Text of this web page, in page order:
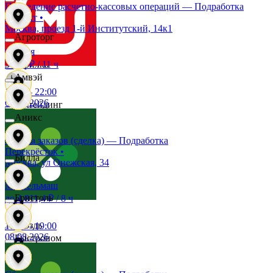
Звездный
Горилка
Ижтейдинг
Горожанка
Империал
Гроздь
Индитекс
Агроторг
Амвэй
Аникс
Билла
Бристоль
Быстроном
Проведение расчетно-кассовых операций — Подработка
Магнит •
Москва, проезд 1-й Институтский, 14к1
Окская
3 542 ₽/11 ч
10:00 - 22:00
08.08.2026
Сборка заказов (сделка) — Подработка
Перекрёсток•
Москва, ул Онежская, 34
Моссельмаш
до 4 811,4 ₽/8 ч
10:00-19:00
08.08.2026